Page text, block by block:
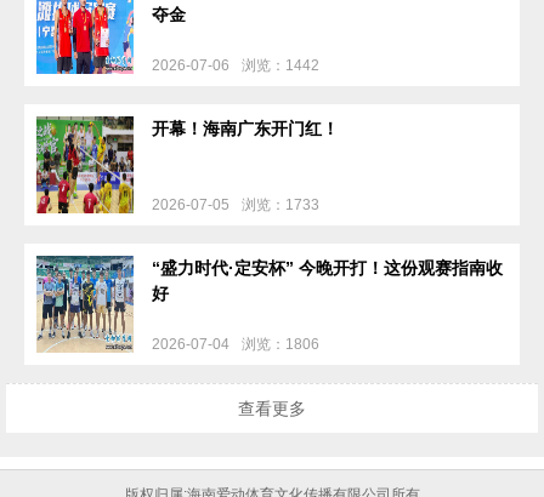
夺金
2026-07-06 浏览：1442
开幕！海南广东开门红！
2026-07-05 浏览：1733
“盛力时代·定安杯” 今晚开打！这份观赛指南收
好
2026-07-04 浏览：1806
查看更多